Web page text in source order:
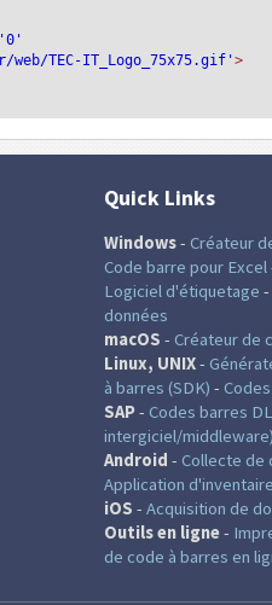
TEC-IT_Logo_75x75.gif'>
Quick Links
Windows- Créateur
Code barre pour Excel
Logiciel d'étiquetage -
données
macOS - Créateur de
Linux, UNIX-
à barres (SDK) -
SAP- Codes barres
intergiciel/middleware)
Android - Collecte de
Application d'inventaire
iOS - Acquisition de
Outils en ligne-
de code à barres en